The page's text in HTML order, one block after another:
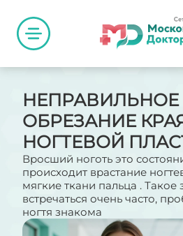
НЕПРАВИЛЬНОЕ
ОБРЕЗАНИЕ
НОГТЕВОЙ
Вросший ноготь это
происходит врастание
мягкие ткани пальца . Такое
встречаться очень часто,
ногтя знакома